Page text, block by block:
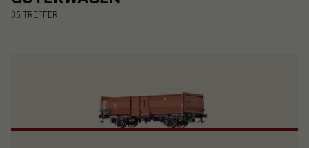
35 TREFFER